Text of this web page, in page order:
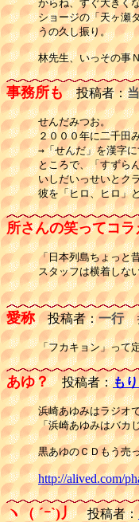
からね、すぐ大きく
ショージの「天ヶ瀬
うの久し振り。
林先生、いっその事
事務所も投稿者：
せんだみつお。
２０００年に二千田
→「せんだ」を漢字
ところで、「すずら
いしだいっせいとク
彼を「ヒロ、ヒロ」
所さんの笑ってコラ
「日本列島ちょっと
スタッフは横着しな
愛称投稿者：一行
「フカキョン」って
あゆ？投稿者：も
浜崎あゆみはラジオ
「浜崎あゆみはバカ
黒あゆのＣＤもう売
http://alived.com/
ヽ（ ´ｰ`)丿投稿者：